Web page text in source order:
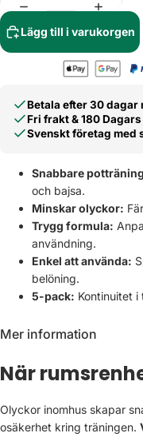
Lägg till i varukorgen
Betala efter 30 dagar
Fri frakt & 180
Svenskt företag med
Snabbare
och bajsa.
Minskar olyckor:
Trygg formula:
användning.
Enkel att använda:
belöning.
5-pack: Kontinuitet
Mer information
När
Olyckor inomhus skapar
osäkerhet kring träningen.